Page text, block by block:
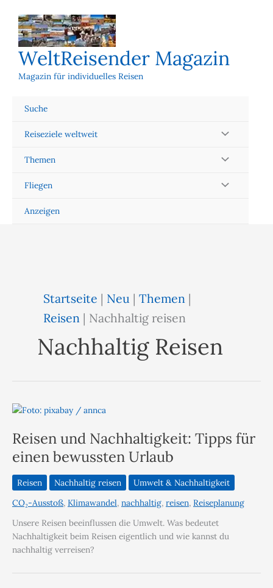
Inhalt
springen
WeltReisender Magazin
Magazin für individuelles Reisen
Suche
Reiseziele weltweit
Themen
Fliegen
Anzeigen
Startseite | Neu |Themen |
Reisen | Nachhaltig reisen
Nachhaltig Reisen
Reisen und Nachhaltigkeit: Tipps für
einen bewussten Urlaub
Reisen Nachhaltig reisen
Umwelt & Nachhaltigkeit
CO₂-Ausstoß, Klimawandel, nachhaltig, reisen, Reiseplanung
Unsere Reisen beeinflussen die Umwelt. Was bedeutet
Nachhaltigkeit beim Reisen eigentlich und wie kannst du
nachhaltig verreisen?